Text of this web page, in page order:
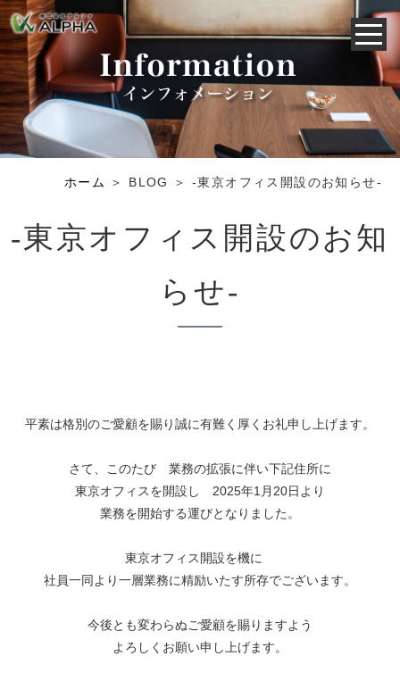
ホーム ＞ BLOG ＞ -東京オフィス開設のお知らせ-
-東京オフィス開設のお知
らせ-
平素は格別のご愛顧を賜り誠に有難く厚くお礼申し上げます。
さて、このたび 業務の拡張に伴い下記住所に
東京オフィスを開設し 2025年1月20日より
業務を開始する運びとなりました。
東京オフィス開設を機に
社員一同より一層業務に精励いたす所存でございます。
今後とも変わらぬご愛顧を賜りますよう
よろしくお願い申し上げます。